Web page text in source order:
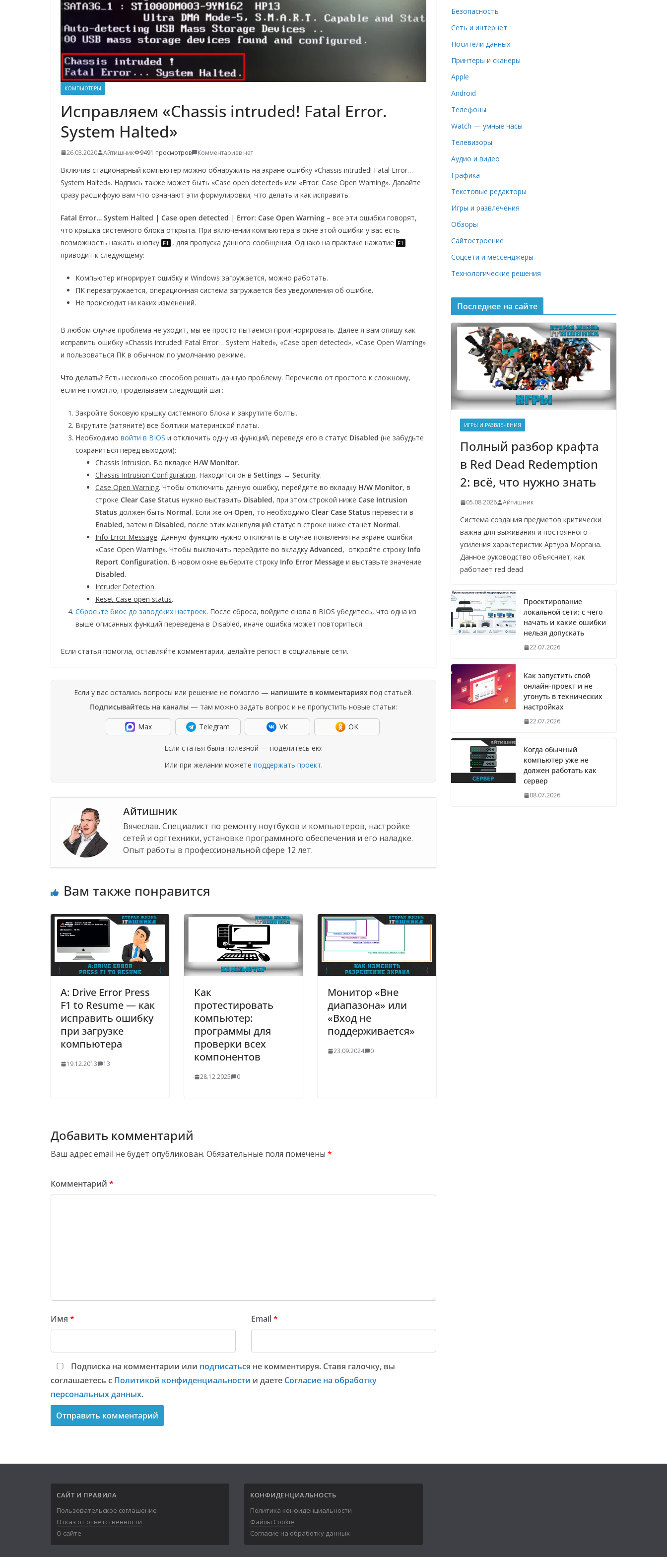
КОМПЬЮТЕРЫ
Исправляем «Chassis intruded! Fatal Error.
System Halted»
26.03.2020 Айтишник 9491 просмотров Комментариев нет
Включив стационарный компьютер можно обнаружить на экране ошибку «Chassis intruded! Fatal Error…
System Halted». Надпись также может быть «Case open detected» или «Error: Case Open Warning». Давайте
сразу расшифрую вам что означают эти формулировки, что делать и как исправить.
Fatal Error… System Halted | Case open detected | Error: Case Open Warning – все эти ошибки говорят,
что крышка системного блока открыта. При включении компьютера в окне этой ошибки у вас есть
возможность нажать кнопку F1 , для пропуска данного сообщения. Однако на практике нажатие F1
приводит к следующему:
Компьютер игнорирует ошибку и Windows загружается, можно работать.
ПК перезагружается, операционная система загружается без уведомления об ошибке.
Не происходит ни каких изменений.
В любом случае проблема не уходит, мы ее просто пытаемся проигнорировать. Далее я вам опишу как
исправить ошибку «Chassis intruded! Fatal Error… System Halted», «Case open detected», «Case Open Warning»
и пользоваться ПК в обычном по умолчанию режиме.
Что делать? Есть несколько способов решить данную проблему. Перечислю от простого к сложному,
если не помогло, проделываем следующий шаг:
Закройте боковую крышку системного блока и закрутите болты.
Вкрутите (затяните) все болтики материнской платы.
Необходимо войти в BIOS и отключить одну из функций, переведя его в статус Disabled (не забудьте
сохраниться перед выходом):
Chassis Intrusion. Во вкладке H/W Monitor.
Chassis Intrusion Configuration. Находится он в Settings → Security.
Case Open Warning. Чтобы отключить данную ошибку, перейдите во вкладку H/W Monitor, в
строке Clear Case Status нужно выставить Disabled, при этом строкой ниже Case Intrusion
Status должен быть Normal. Если же он Open, то необходимо Clear Case Status перевести в
Enabled, затем в Disabled, после этих манипуляций статус в строке ниже станет Normal.
Info Error Message. Данную функцию нужно отключить в случае появления на экране ошибки
«Case Open Warning». Чтобы выключить перейдите во вкладку Advanced, откройте строку Info
Report Configuration. В новом окне выберите строку Info Error Message и выставьте значение
Disabled.
Intruder Detection.
Reset Case open status.
Сбросьте биос до заводских настроек. После сброса, войдите снова в BIOS убедитесь, что одна из
выше описанных функций переведена в Disabled, иначе ошибка может повториться.
Если статья помогла, оставляйте комментарии, делайте репост в социальные сети.
Если у вас остались вопросы или решение не помогло — напишите в комментариях под статьей.
Подписывайтесь на каналы — там можно задать вопрос и не пропустить новые статьи:
Max Telegram VK OK
Если статья была полезной — поделитесь ею:
Или при желании можете поддержать проект.
Айтишник
Вячеслав. Специалист по ремонту ноутбуков и компьютеров, настройке
сетей и оргтехники, установке программного обеспечения и его наладке.
Опыт работы в профессиональной сфере 12 лет.
Вам также понравится
A: Drive Error Press
F1 to Resume — как
исправить ошибку
при загрузке
компьютера
19.12.2013 13
Как
протестировать
компьютер:
программы для
проверки всех
компонентов
28.12.2025 0
Монитор «Вне
диапазона» или
«Вход не
поддерживается»
23.09.2024 0
Добавить комментарий
Ваш адрес email не будет опубликован. Обязательные поля помечены *
Комментарий *
Имя * Email*
Подписка на комментарии или подписаться не комментируя. Ставя галочку, вы
соглашаетесь с Политикой конфиденциальности и даете Согласие на обработку
персональных данных.
Безопасность
Сеть и интернет
Носители данных
Принтеры и сканеры
Apple
Android
Телефоны
Watch — умные часы
Телевизоры
Аудио и видео
Графика
Текстовые редакторы
Игры и развлечения
Обзоры
Сайтостроение
Соцсети и мессенджеры
Технологические решения
Последнее на сайте
ИГРЫ И РАЗВЛЕЧЕНИЯ
Полный разбор крафта
в Red Dead Redemption
2: всё, что нужно знать
05.08.2026 Айтишник
Система создания предметов критически
важна для выживания и постоянного
усиления характеристик Артура Моргана.
Данное руководство объясняет, как
работает red dead
Проектирование
локальной сети: с чего
начать и какие ошибки
нельзя допускать
22.07.2026
Как запустить свой
онлайн-проект и не
утонуть в технических
настройках
22.07.2026
Когда обычный
компьютер уже не
должен работать как
сервер
08.07.2026
САЙТ И ПРАВИЛА
Пользовательское соглашение
Отказ от ответственности
О сайте
КОНФИДЕНЦИАЛЬНОСТЬ
Политика конфиденциальности
Файлы Cookie
Согласие на обработку данных